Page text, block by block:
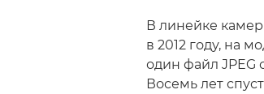
В линейке
в 2012 году, на
один файл JPEG
Восемь лет